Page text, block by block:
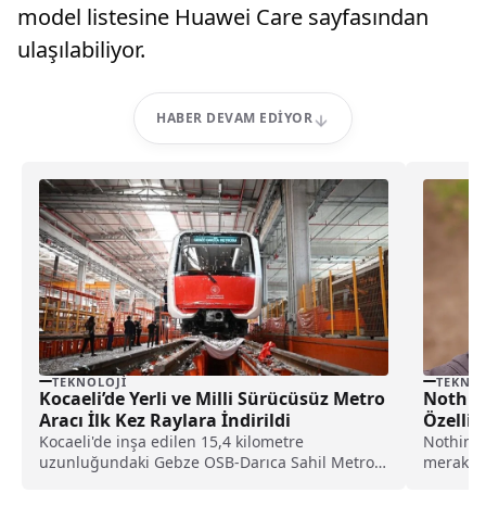
model listesine Huawei Care sayfasından
ulaşılabiliyor.
HABER DEVAM EDIYOR
TEKNOLOJI
Kocaeli’de Yerli ve Milli Sürücüsüz Metro
Aracı İlk Kez Raylara İndirildi
Kocaeli'de inşa edilen 15,4 kilometre
uzunluğundaki Gebze OSB-Darıca Sahil Metro
Nothing